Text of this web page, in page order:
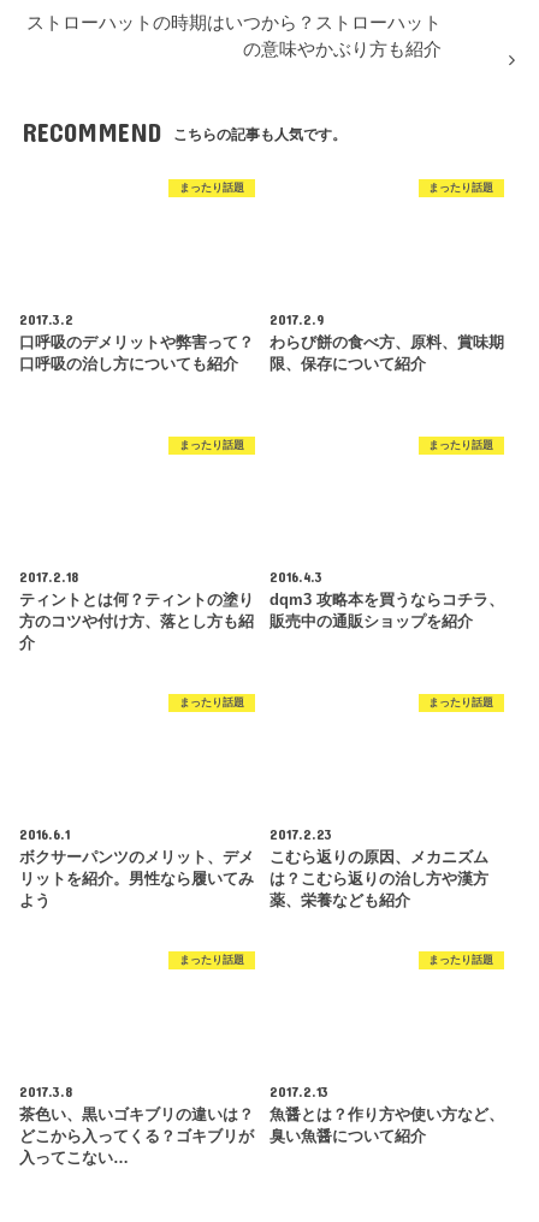
ストローハットの時期はいつから？ストローハット
の意味やかぶり方も紹介
RECOMMEND こちらの記事も人気です。
まったり話題
2017.3.2
口呼吸のデメリットや弊害って？
口呼吸の治し方についても紹介
まったり話題
2017.2.9
わらび餅の食べ方、原料、賞味期
限、保存について紹介
まったり話題
2017.2.18
ティントとは何？ティントの塗り
方のコツや付け方、落とし方も紹
介
まったり話題
2016.4.3
dqm3 攻略本を買うならコチラ、
販売中の通販ショップを紹介
まったり話題
2016.6.1
ボクサーパンツのメリット、デメ
リットを紹介。男性なら履いてみ
よう
まったり話題
2017.2.23
こむら返りの原因、メカニズム
は？こむら返りの治し方や漢方
薬、栄養なども紹介
まったり話題
2017.3.8
茶色い、黒いゴキブリの違いは？
どこから入ってくる？ゴキブリが
入ってこない…
まったり話題
2017.2.13
魚醤とは？作り方や使い方など、
臭い魚醤について紹介